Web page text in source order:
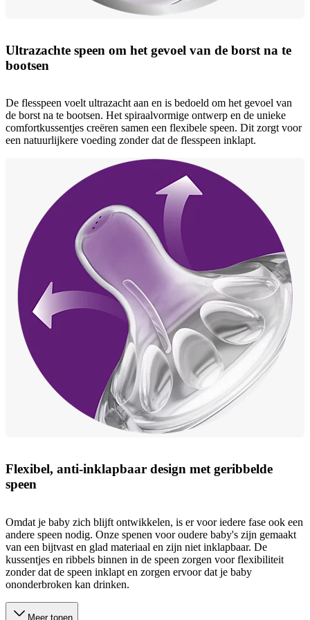
Ultrazachte speen om het gevoel van de borst na te
bootsen
De flesspeen voelt ultrazacht aan en is bedoeld om het gevoel van
de borst na te bootsen. Het spiraalvormige ontwerp en de unieke
comfortkussentjes creëren samen een flexibele speen. Dit zorgt voor
een natuurlijkere voeding zonder dat de flesspeen inklapt.
Flexibel, anti-inklapbaar design met geribbelde
speen
Omdat je baby zich blijft ontwikkelen, is er voor iedere fase ook een
andere speen nodig. Onze spenen voor oudere baby's zijn gemaakt
van een bijtvast en glad materiaal en zijn niet inklapbaar. De
kussentjes en ribbels binnen in de speen zorgen voor flexibiliteit
zonder dat de speen inklapt en zorgen ervoor dat je baby
ononderbroken kan drinken.
Meer tonen